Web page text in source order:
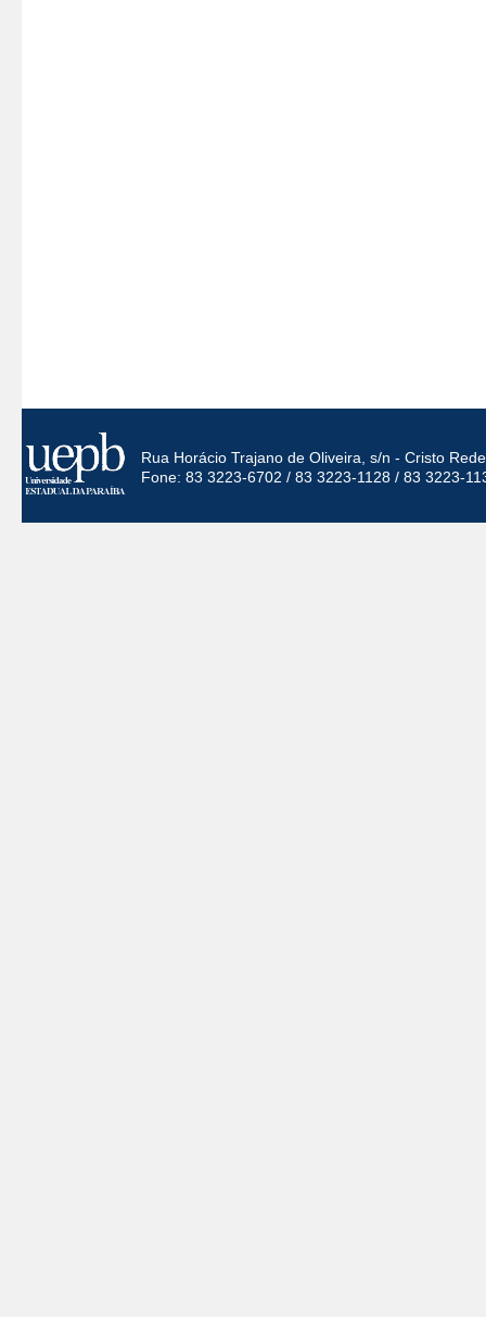
Rua Horácio Trajano de Oliveira, s/n - Cristo
Fone: 83 3223-6702 / 83 3223-1128 / 83 3223-